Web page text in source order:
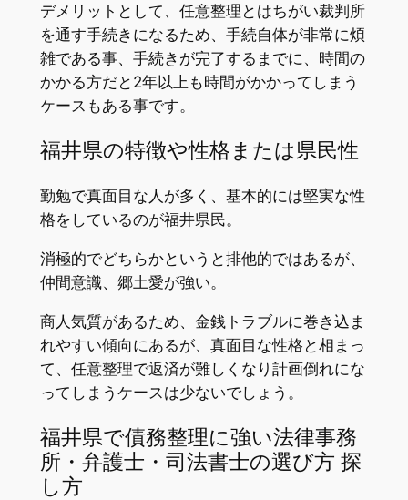
デメリットとして、任意整理とはちがい裁判所
を通す手続きになるため、手続自体が非常に煩
雑である事、手続きが完了するまでに、時間の
かかる方だと2年以上も時間がかかってしまう
ケースもある事です。
福井県の特徴や性格または県民性
勤勉で真面目な人が多く、基本的には堅実な性
格をしているのが福井県民。
消極的でどちらかというと排他的ではあるが、
仲間意識、郷土愛が強い。
商人気質があるため、金銭トラブルに巻き込ま
れやすい傾向にあるが、真面目な性格と相まっ
て、任意整理で返済が難しくなり計画倒れにな
ってしまうケースは少ないでしょう。
福井県で債務整理に強い法律事務
所・弁護士・司法書士の選び方 探
し方